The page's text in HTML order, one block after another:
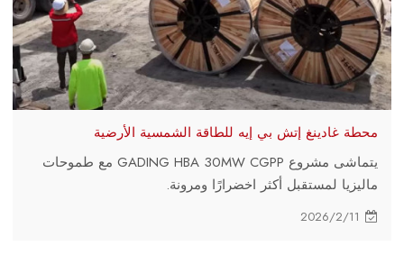
محطة غادينغ إتش بي إيه للطاقة الشمسية الأرضية
يتماشى مشروع GADING HBA 30MW CGPP مع طموحات
ماليزيا لمستقبل أكثر اخضرارًا ومرونة.
2026/2/11